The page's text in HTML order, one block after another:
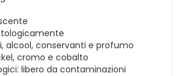
alcool, conservanti e profumo
cromo e cobalto
libero da contaminazioni